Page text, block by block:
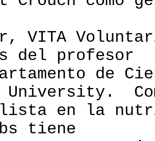
VITA
del profesor
de
University.
en la
tiene